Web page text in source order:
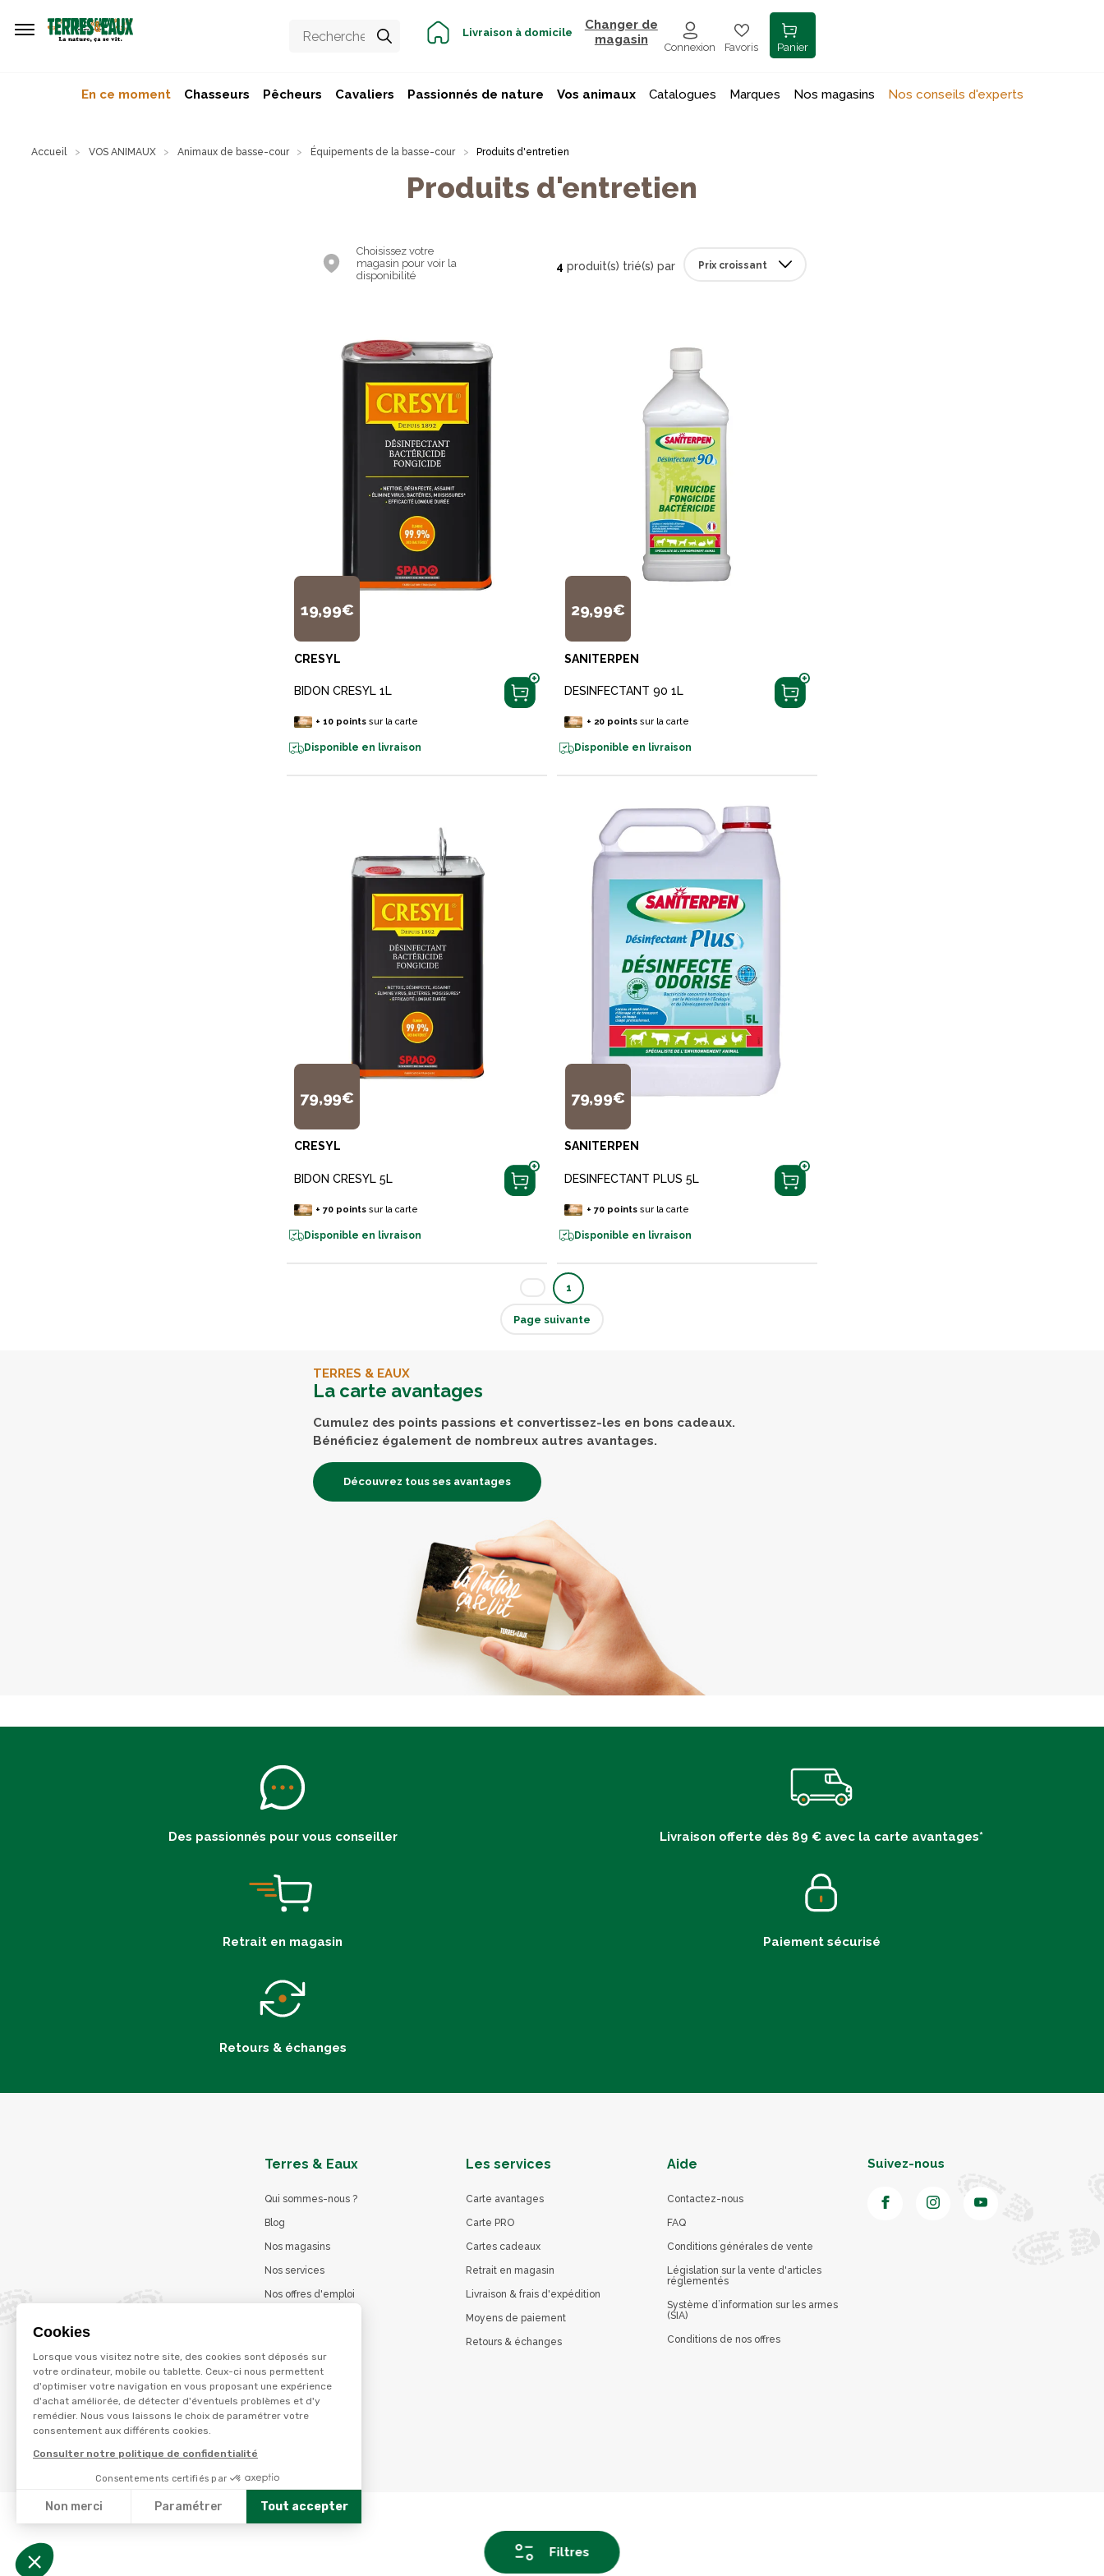
Cookies
Lorsque vous visitez notre site, des cookies sont déposés sur
votre ordinateur, mobile ou tablette. Ceux-ci nous permettent
d'optimiser votre navigation en vous proposant une expérience
d'achat améliorée, de détecter d'éventuels problèmes et d'y
remédier. Nous vous laissons le choix de paramétrer votre
consentement aux différents cookies.
Consulter notre politique de confidentialité
Consentements certifiés par
Non merci Paramétrer Tout accepter
Plateforme de Gestion du Consentement : Personnalisez vos Options
Livraison à domicile
Changer de
magasin
Connexion Favoris Panier
En ce moment Chasseurs Pêcheurs Cavaliers Passionnés de nature Vos animaux Catalogues Marques Nos magasins Nos conseils d'experts
Accueil VOS ANIMAUX Animaux de basse-cour Équipements de la basse-cour Produits d'entretien
Produits d'entretien
Choisissez votre
magasin pour voir la
disponibilité
Filtres
4 produit(s) trié(s) par
19,99€
CRESYL
BIDON CRESYL 1L
+10 points sur la carte
Disponible en livraison
29,99€
SANITERPEN
DESINFECTANT 90 1L
+ 20pointssur la carte
Disponible en livraison
79,99€
CRESYL
BIDON CRESYL 5L
+70 points sur la carte
Disponible en livraison
79,99€
SANITERPEN
DESINFECTANT PLUS 5L
+ 70pointssur la carte
Disponible en livraison
1
Page suivante
TERRES & EAUX
La carte avantages
Cumulez des points passions et convertissez-les en bons cadeaux.
Bénéficiez également de nombreux autres avantages.
Découvrez tous ses avantages
Des passionnés pour vous conseiller Livraison offerte dès 89 € avec la carte avantages*
Retrait en magasin Paiement sécurisé
Retours & échanges
Terres & Eaux
Qui sommes-nous ?
Blog
Nos magasins
Nos services
Nos offres d'emploi
La marque Terzéo
Les services
Carte avantages
Carte PRO
Cartes cadeaux
Retrait en magasin
Livraison & frais d'expédition
Moyens de paiement
Retours & échanges
Aide
Contactez-nous
FAQ
Conditions générales de vente
Législation sur la vente d'articles
réglementés
Système d’information sur les armes
(SIA)
Conditions de nos offres
Suivez-nous
© Terres et eaux 2026
Politique de confidentialité